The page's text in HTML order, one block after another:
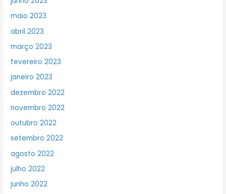
maio 2023
abril 2023
março 2023
fevereiro 2023
janeiro 2023
dezembro 2022
novembro 2022
outubro 2022
setembro 2022
agosto 2022
julho 2022
junho 2022